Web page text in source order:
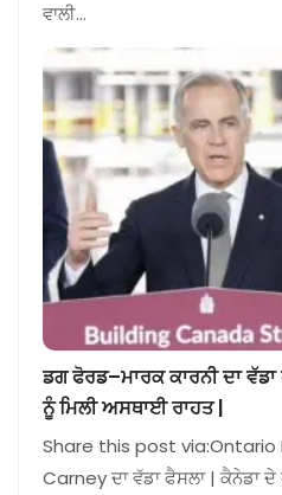
ਵਾਲੀ…
ਡਗ ਫੋਰਡ–ਮਾਰਕ ਕਾਰਨੀ ਦਾ
ਨੂੰ ਮਿਲੀ ਅਸਥਾਈ ਰਾਹਤ |
Share this post via:Ontario
Carney ਦਾ ਵੱਡਾ ਫੈਸਲਾ | ਕੈਨੇਡਾ